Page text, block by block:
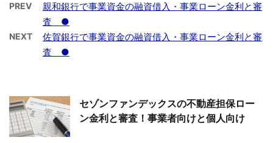
PREV
親和銀行で事業資金の融資借入・事業ローン金利と審
査 ●
NEXT
佐賀銀行で事業資金の融資借入・事業ローン金利と審
査 ●
セゾンファンデックスの不動産担保ロー
ン金利と審査！事業者向けと個人向け